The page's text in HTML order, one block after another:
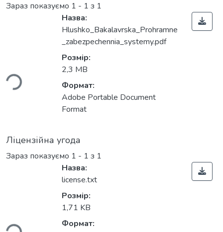
Зараз показуємо 1 - 1 з 1
Вантажиться...
Назва:
Hlushko_Bakalavrska_Prohramne
_zabezpechennia_systemy.pdf
Розмір:
2,3 MB
Формат:
Adobe Portable Document
Format
Ліцензійна угода
Зараз показуємо 1 - 1 з 1
Вантажиться...
Назва:
license.txt
Розмір:
1,71 KB
Формат: